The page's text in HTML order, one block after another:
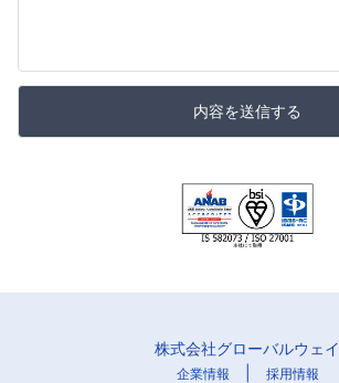
内容を送信する
株式会社グローバルウェイ
企業情報 採用情報